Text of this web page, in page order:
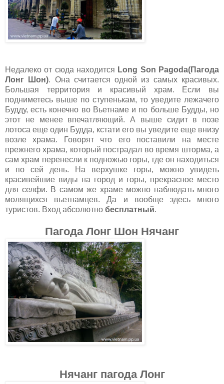
Недалеко от сюда находится Long Son Pagoda(Пагода
Лонг Шон). Она считается одной из самых красивых.
Большая территория и красивый храм. Если вы
подниметесь выше по ступенькам, то уведите лежачего
Будду, есть конечно во Вьетнаме и по больше Будды, но
этот не менее впечатляющий. А выше сидит в позе
лотоса еще один Будда, кстати его вы уведите еще внизу
возле храма. Говорят что его поставили на месте
прежнего храма, который пострадал во время шторма, а
сам храм перенесли к подножью горы, где он находиться
и по сей день. На верхушке горы, можно увидеть
красивейшие виды на город и горы, прекрасное место
для селфи. В самом же храме можно наблюдать много
молящихся вьетнамцев. Да и вообще здесь много
туристов. Вход абсолютно бесплатный.
Пагода Лонг Шон Нячанг
Нячанг пагода Лонг